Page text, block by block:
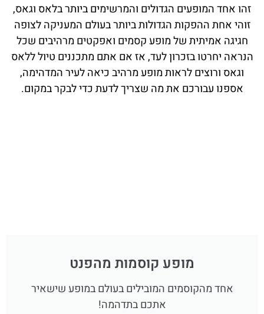
זהו אחד המופעים הגדולים והמרשימים ביותר בלאס וגאס,
זוהי אחת ההפקות הגדולות ביותר בעולם המעניקה לצופה
חגיגה אמיתית של מופע קסמים ואפקטים מרהיבים שכל
הנראה יחרטו בזכרון לעד, אז אם אתם מתכננים טיול ללאס
וגאס ורוצים לראות מופע מרהיב כיאה לעיר המדהימה,
אספנו עבורכם את מה שצריך לדעת כדי לבקר במקום.
מופע קוסמות מהפנט
אחד מהקוסמים המובילים בעולם במופע שישאיר
אתכם בתדהמה!